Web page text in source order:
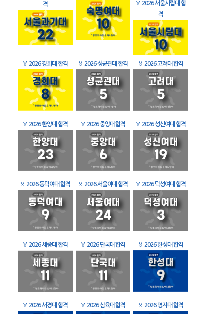
격
🏅 2026 서울시립대 합
격
🏅 2026 경희대 합격 🏅 2026 성균관대 합격 🏅 2026 고려대 합격
🏅 2026 한양대 합격 🏅 2026 중앙대 합격 🏅 2026 성신여대 합격
🏅 2026 동덕여대 합격 🏅 2026 서울여대 합격 🏅 2026 덕성여대 합격
🏅 2026 세종대 합격 🏅 2026 단국대 합격 🏅 2026 한성대 합격
🏅 2026 서경대 합격 🏅 2026 삼육대 합격 🏅 2026 명지대 합격